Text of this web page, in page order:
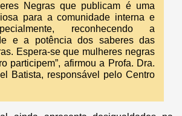
Negras que publicam é uma
para a comunidade interna e
reconhecendo a
e a potência dos saberes das
Espera-se que mulheres negras
participem”, afirmou a Profa. Dra.
Batista, responsável pelo Centro